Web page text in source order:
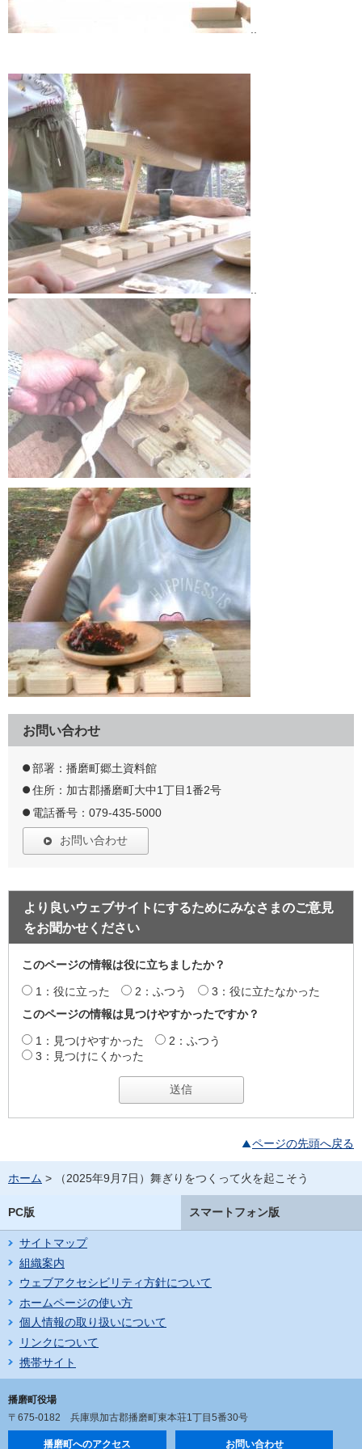
..
お問い合わせ
部署：播磨町郷土資料館
住所：加古郡播磨町大中1丁目1番2号
電話番号：079-435-5000
お問い合わせ
より良いウェブサイトにするためにみなさまのご意見
をお聞かせください
このページの情報は役に立ちましたか？
1：役に立った 2：ふつう
3：役に立たなかった
このページの情報は見つけやすかったですか？
1：見つけやすかった
2：ふつう
3：見つけにくかった
ページの先頭へ戻る
ホーム > （2025年9月7日）舞ぎりをつくって火を起こそう
PC版 スマートフォン版
サイトマップ
組織案内
ウェブアクセシビリティ方針について
ホームページの使い方
個人情報の取り扱いについて
リンクについて
携帯サイト
播磨町役場
〒675-0182 兵庫県加古郡播磨町東本荘1丁目5番30号
播磨町へのアクセス お問い合わせ